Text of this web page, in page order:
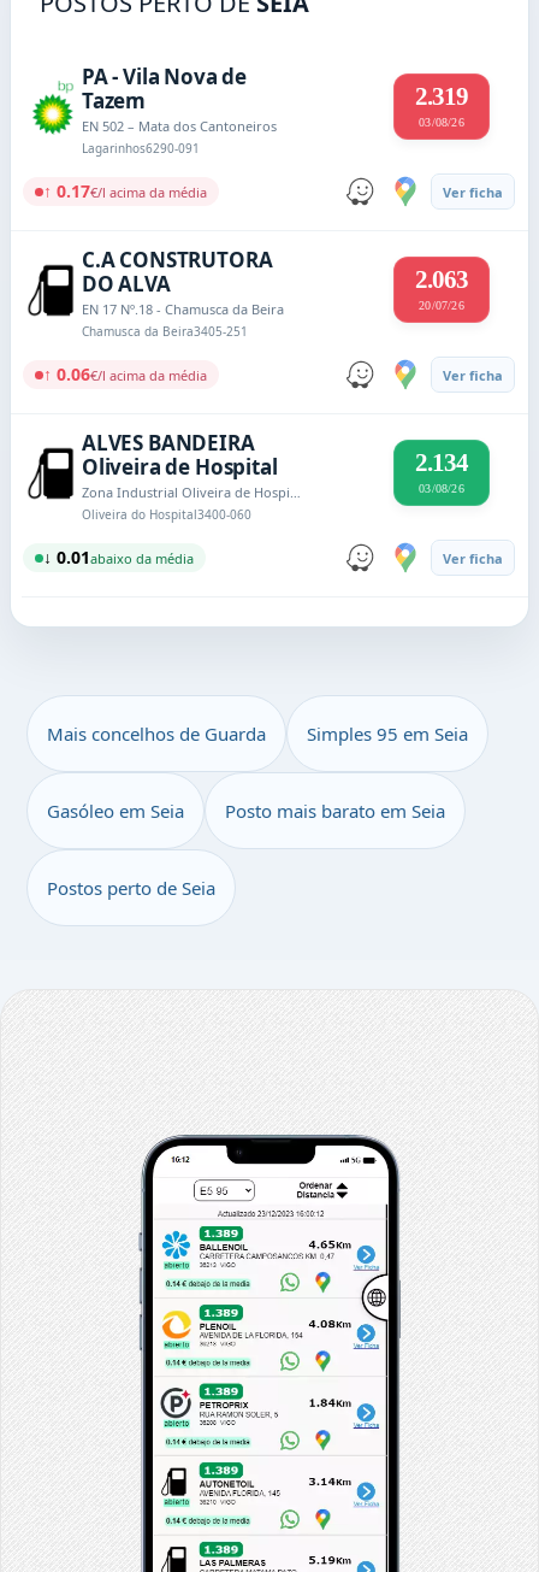
PA - Vila Nova de
Tazem
EN 502 – Mata dos Cantoneiros
Lagarinhos6290-091
2.319
03/08/26
↑ 0.17€/l acima da média Ver ficha
C.A CONSTRUTORA
DO ALVA
EN 17 Nº.18 - Chamusca da Beira
Chamusca da Beira3405-251
2.063
20/07/26
↑ 0.06€/l acima da média Ver ficha
ALVES BANDEIRA
Oliveira de Hospital
Zona Industrial Oliveira de Hospital
Oliveira do Hospital3400-060
2.134
03/08/26
↓ 0.01abaixo da média Ver ficha
Mais concelhos de Guarda Simples 95 em Seia
Gasóleo em Seia Posto mais barato em Seia
Postos perto de Seia